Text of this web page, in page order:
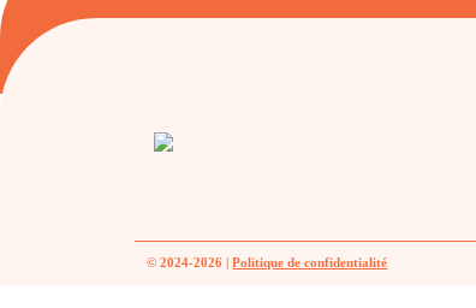
© 2024-2026 |Politique de confidentialité